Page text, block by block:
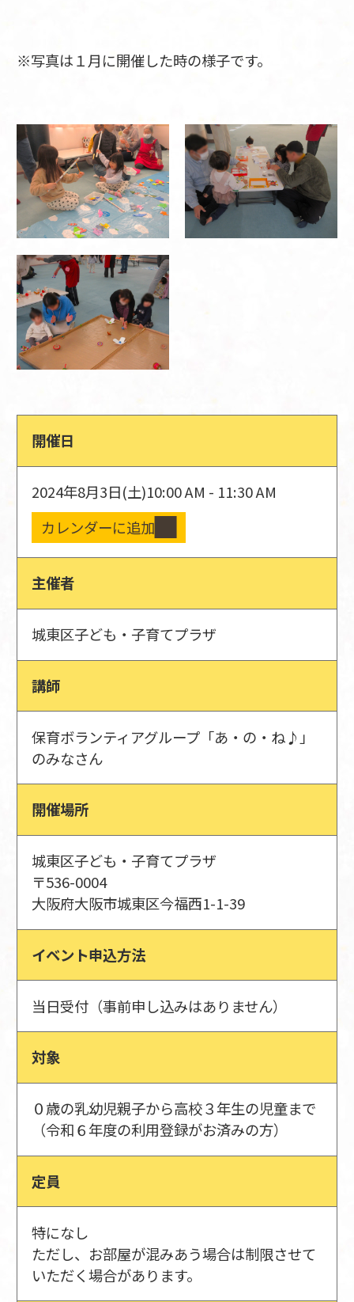
※写真は１月に開催した時の様子です。
開催日
2024年8月3日(土)10:00 AM - 11:30 AM
カレンダーに追加
主催者
城東区子ども・子育てプラザ
講師
保育ボランティアグループ「あ・の・ね♪」
のみなさん
開催場所
城東区子ども・子育てプラザ
〒536-0004
大阪府大阪市城東区今福西1-1-39
イベント申込方法
当日受付（事前申し込みはありません）
対象
０歳の乳幼児親子から高校３年生の児童まで
（令和６年度の利用登録がお済みの方）
定員
特になし
ただし、お部屋が混みあう場合は制限させて
いただく場合があります。